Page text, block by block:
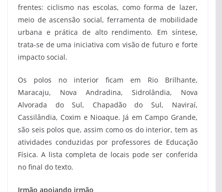
frentes: ciclismo nas escolas, como forma de lazer,
meio de ascensão social, ferramenta de mobilidade
urbana e prática de alto rendimento. Em síntese,
trata-se de uma iniciativa com visão de futuro e forte
impacto social.
Os polos no interior ficam em Rio Brilhante,
Maracaju, Nova Andradina, Sidrolândia, Nova
Alvorada do Sul, Chapadão do Sul, Naviraí,
Cassilândia, Coxim e Nioaque. Já em Campo Grande,
são seis polos que, assim como os do interior, tem as
atividades conduzidas por professores de Educação
Física. A lista completa de locais pode ser conferida
no final do texto.
Irmão apoiando irmão